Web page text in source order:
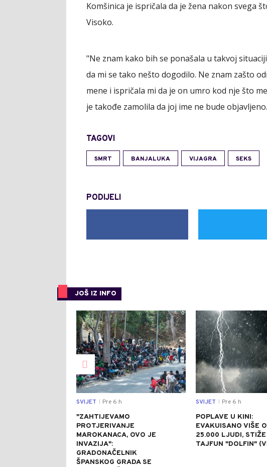
Komšinica je ispričala da je žena nakon svega
Visoko.
"Ne znam kako bih se ponašala u takvoj
da mi se tako nešto dogodilo. Ne znam zašto
mene i ispričala mi da je on umro kod nje što
je takođe zamolila da joj ime ne bude objavljeno.
TAGOVI
SMRT BANJALUKA VIJAGRA SEKS
PODIJELI
JOŠ IZ INFO
0
SVIJET Pre 6 h
"ZAHTIJEVAMO
PROTJERIVANJE
MAROKANACA, OVO JE
INVAZIJA":
GRADONAČELNIK
ŠPANSKOG GRADA SE
SVIJET Pre 6 h
POPLAVE U KINI:
EVAKUISANO VIŠE
25.000 LJUDI, STIŽE
TAJFUN "DOLFIN"